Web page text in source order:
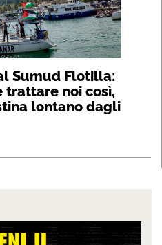
Sumud Flotilla:
trattare noi così,
lontano dagli